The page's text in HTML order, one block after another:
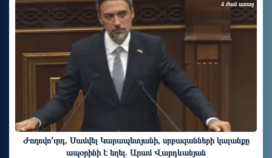
Ժողովո՛ւրդ, Սամվել Կարապետյանի, սրբազանների կալանքը
ապօրինի է եղել. Արամ Վարդևանյան
4 ժամ առաջ